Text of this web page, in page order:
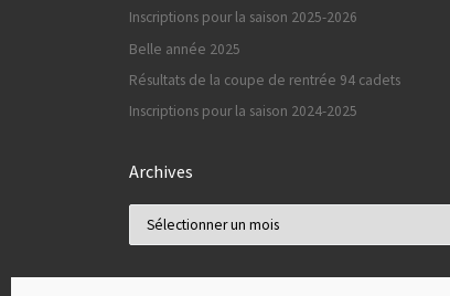
Inscriptions pour la saison 2025-2026
Belle année 2025
Résultats de la coupe de rentrée 94 cadets
Inscriptions pour la saison 2024-2025
Archives